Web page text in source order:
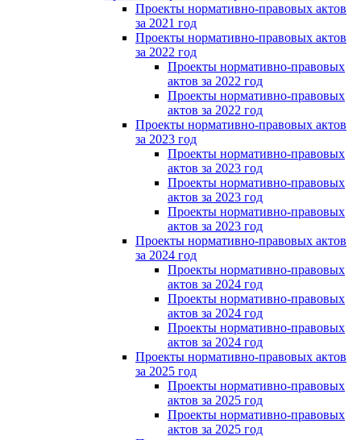
Проекты нормативно-правовых актов
за 2021 год
Проекты нормативно-правовых актов
за 2022 год
Проекты нормативно-правовых
актов за 2022 год
Проекты нормативно-правовых
актов за 2022 год
Проекты нормативно-правовых актов
за 2023 год
Проекты нормативно-правовых
актов за 2023 год
Проекты нормативно-правовых
актов за 2023 год
Проекты нормативно-правовых
актов за 2023 год
Проекты нормативно-правовых актов
за 2024 год
Проекты нормативно-правовых
актов за 2024 год
Проекты нормативно-правовых
актов за 2024 год
Проекты нормативно-правовых
актов за 2024 год
Проекты нормативно-правовых актов
за 2025 год
Проекты нормативно-правовых
актов за 2025 год
Проекты нормативно-правовых
актов за 2025 год